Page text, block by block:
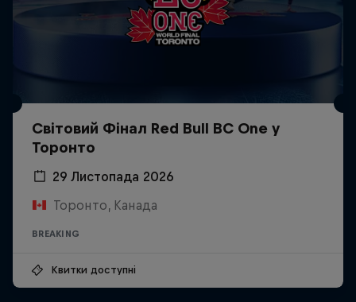
Світовий Фінал Red Bull BC One у
Торонто
29 Листопада 2026
Торонто, Канада
BREAKING
Квитки доступні